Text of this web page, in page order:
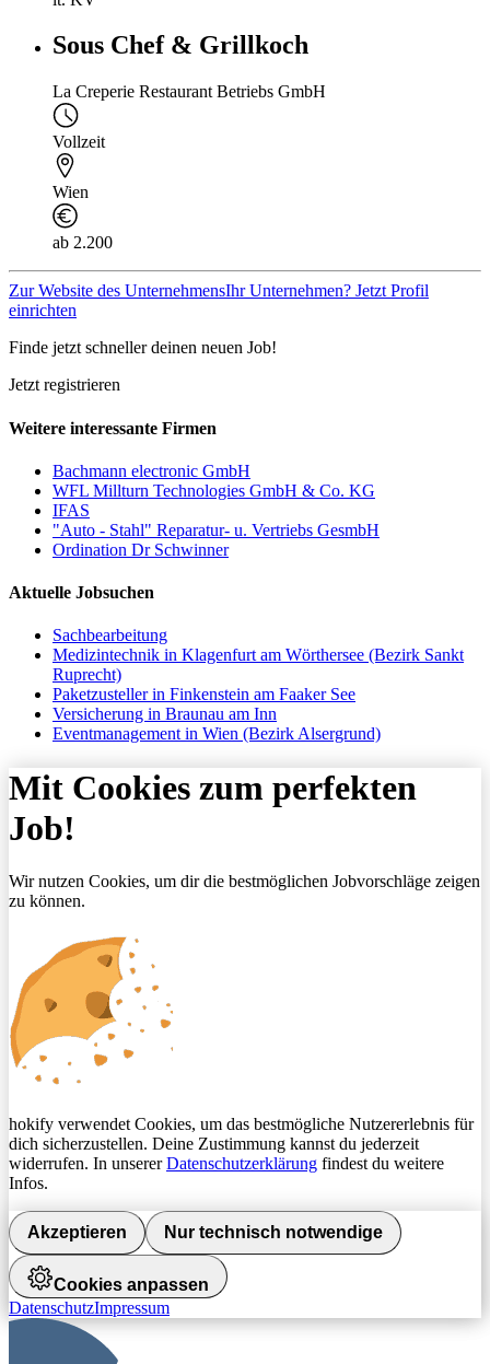
Sous Chef & Grillkoch
La Creperie Restaurant Betriebs GmbH
Vollzeit
Wien
ab 2.200
Zur Website des UnternehmensIhr Unternehmen? Jetzt Profil
einrichten
Finde jetzt schneller deinen neuen Job!
Jetzt registrieren
Weitere interessante Firmen
Bachmann electronic GmbH
WFL Millturn Technologies GmbH & Co. KG
IFAS
"Auto - Stahl" Reparatur- u. Vertriebs GesmbH
Ordination Dr Schwinner
Aktuelle Jobsuchen
Sachbearbeitung
Medizintechnik in Klagenfurt am Wörthersee (Bezirk Sankt
Ruprecht)
Paketzusteller in Finkenstein am Faaker See
Versicherung in Braunau am Inn
Eventmanagement in Wien (Bezirk Alsergrund)
Mit Cookies zum perfekten
Job!
Wir nutzen Cookies, um dir die bestmöglichen Jobvorschläge zeigen
zu können.
hokify verwendet Cookies, um das bestmögliche Nutzererlebnis für
dich sicherzustellen. Deine Zustimmung kannst du jederzeit
widerrufen. In unsererDatenschutzerklärung findest du weitere
Infos.
Akzeptieren Nur technisch notwendige
Cookies anpassen
DatenschutzImpressum